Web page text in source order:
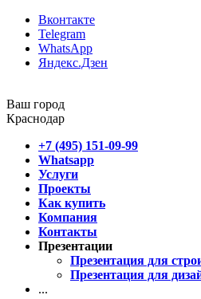
Вконтакте
Telegram
WhatsApp
Яндекс.Дзен
Ваш город
Краснодар
+7 (495) 151-09-99
Whatsapp
Услуги
Проекты
Как купить
Компания
Контакты
Презентации
Презентация для
Презентация для
...